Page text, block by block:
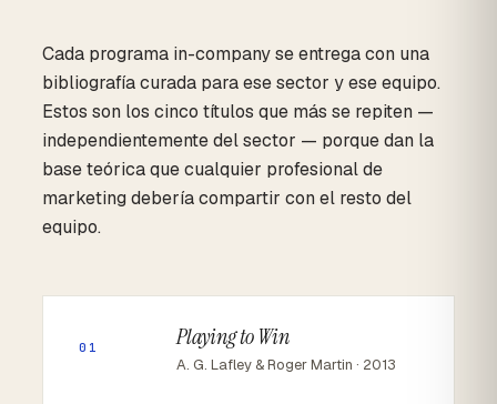
Cada programa in-company se entrega con una
bibliografía curada para ese sector y ese equipo.
Estos son los cinco títulos que más se repiten —
independientemente del sector — porque dan la
base teórica que cualquier profesional de
marketing debería compartir con el resto del
equipo.
01 Playing to Win
A. G. Lafley & Roger Martin · 2013